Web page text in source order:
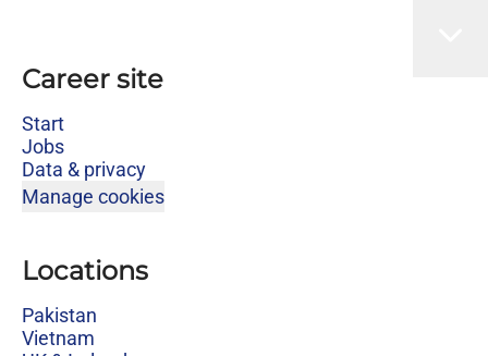
Career site
Start
Jobs
Data & privacy
Manage cookies
Locations
Pakistan
Vietnam